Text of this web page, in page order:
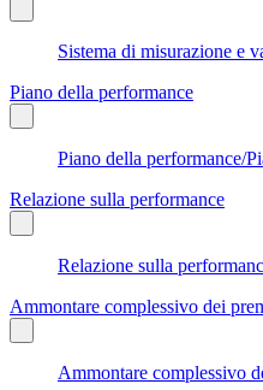
Sistema di misurazione e
Piano della performance
Piano della performance/
Relazione sulla performance
Relazione sulla
Ammontare complessivo dei
Ammontare complessivo